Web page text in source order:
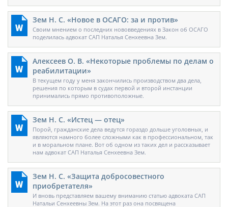
Зем Н. С. «Новое в ОСАГО: за и против»
Своим мнением о последних нововведениях в Закон об ОСАГО
поделилась адвокат САП Наталья Сенхеевна Зем.
Алексеев О. В. «Некоторые проблемы по делам о
реабилитации»
В текущем году у меня закончились производством два дела,
решения по которым в судах первой и второй инстанции
принимались прямо противоположные.
Зем Н. С. «Истец — отец»
Порой, гражданские дела ведутся гораздо дольше уголовных, и
являются намного более сложными как в профессиональном, так
и в моральном плане. Вот об одном из таких дел и рассказывает
нам адвокат САП Наталья Сенхеевна Зем.
Зем Н. С. «Защита добросовестного
приобретателя»
И вновь представляем вашему вниманию статью адвоката САП
Натальи Сенхеевны Зем. На этот раз она посвящена